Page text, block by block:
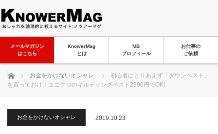
メールマガジン
はこちら
KnowerMag
とは
MB
プロフィール
お仕事の
ご依頼
ホーム お金をかけないオシャレ
初心者はとりあえず「ダウンベスト」
を買っておけ！ユニクロのキルティングベスト2990円でOK!
お金をかけないオシャレ 2019.10.23